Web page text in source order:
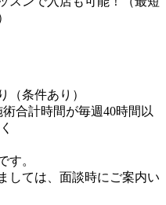
条件あり）
合計時間が毎週40時間以
す。
しては、面談時にご案内い